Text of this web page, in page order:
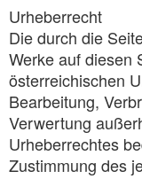
Urheberrecht
Die durch die
Werke auf diesen
österreichischen
Bearbeitung,
Verwertung
Urheberrechtes
Zustimmung des